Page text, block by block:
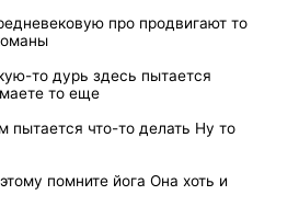
про продвигают то
то дурь здесь пытается
то еще
пытается что-то делать Ну то
помните йога Она хоть и